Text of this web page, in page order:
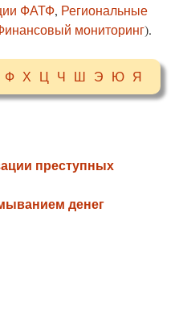
ФАТФ, Региональные
мониторинг).
Ф Х Ц Ч Ш Э Ю Я
преступных
денег